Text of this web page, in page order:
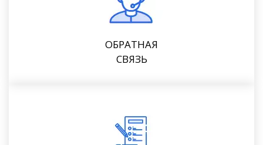
ОБРАТНАЯ
СВЯЗЬ